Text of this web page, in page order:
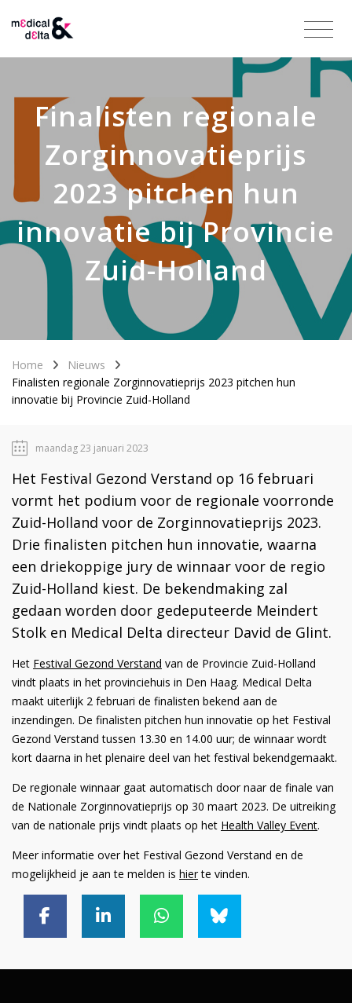
Finalisten regionale
Zorginnovatieprijs
2023 pitchen hun
innovatie bij Provincie
Zuid-Holland
Home
Nieuws
Finalisten regionale Zorginnovatieprijs 2023 pitchen hun
innovatie bij Provincie Zuid-Holland
maandag 23 januari 2023
Het Festival Gezond Verstand op 16 februari
vormt het podium voor de regionale voorronde
Zuid-Holland voor de Zorginnovatieprijs 2023.
Drie finalisten pitchen hun innovatie, waarna
een driekoppige jury de winnaar voor de regio
Zuid-Holland kiest. De bekendmaking zal
gedaan worden door gedeputeerde Meindert
Stolk en Medical Delta directeur David de Glint.
Het Festival Gezond Verstand van de Provincie Zuid-Holland
vindt plaats in het provinciehuis in Den Haag. Medical Delta
maakt uiterlijk 2 februari de finalisten bekend aan de
inzendingen. De finalisten pitchen hun innovatie op het Festival
Gezond Verstand tussen 13.30 en 14.00 uur; de winnaar wordt
kort daarna in het plenaire deel van het festival bekendgemaakt.
De regionale winnaar gaat automatisch door naar de finale van
de Nationale Zorginnovatieprijs op 30 maart 2023. De uitreiking
van de nationale prijs vindt plaats op het Health Valley Event.
Meer informatie over het Festival Gezond Verstand en de
mogelijkheid je aan te melden is hierte vinden.